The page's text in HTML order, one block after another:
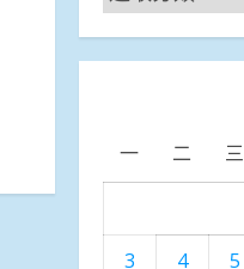
聞
分
一 二 三
3
4 5